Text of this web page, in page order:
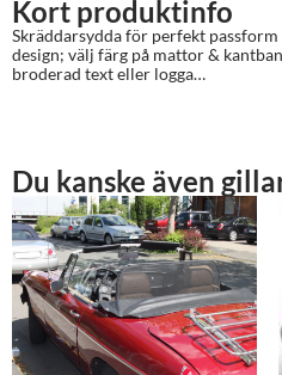
Kort produktinfo
Skräddarsydda för perfekt
design; välj färg på mattor &
broderad text eller logga…
Du kanske även